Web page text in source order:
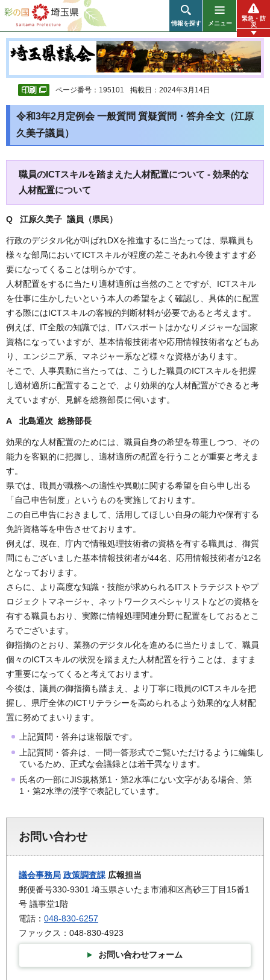
彩の国 埼玉県
情報を探す メニュー
緊急・防
災
ページ番号：195101 掲載日：2024年3月14日
令和3年2月定例会 一般質問 質疑質問・答弁全文（江原
久美子議員）
職員のICTスキルを踏まえた人材配置について - 効果的な
人材配置について
Q 江原久美子 議員（県民）
行政のデジタル化が叫ばれDXを推進するに当たっては、県職員も
様々な部局においてICTスキルが程度の差こそあれ今後ますます必
要になってくることは明らかです。
人材配置をするに当たり適材適所は当然のことですが、ICTスキル
を仕事に生かしたいという本人の希望をよく確認し、具体的に配置
する際にはICTスキルの客観的判断材料が必要であると考えます。
例えば、IT全般の知識では、ITパスポートはかなりメジャーな国家
資格になっていますが、基本情報技術者や応用情報技術者などもあ
り、エンジニア系、マネジャー系など様々な資格があります。
そこで、人事異動に当たっては、こうした職員のICTスキルを把握
し適材適所に配置することで、より効果的な人材配置ができると考
えていますが、見解を総務部長に伺います。
A 北島通次 総務部長
効果的な人材配置のためには、職員自身の希望を尊重しつつ、その
能力を客観的に把握し、適材適所の配置を行うことが重要と考えま
す。
県では、職員が職務への適性や異動に関する希望を自ら申し出る
「自己申告制度」というものを実施しております。
この自己申告におきまして、活用してほしい自身の能力や保有する
免許資格等を申告させております。
例えば、現在、庁内で情報処理技術者の資格を有する職員は、御質
問にもございました基本情報技術者が44名、応用情報技術者が12名
となっております。
さらに、より高度な知識・技能が求められるITストラテジストやプ
ロジェクトマネージャ、ネットワークスペシャリストなどの資格を
有する職員もおり、実際に情報処理関連分野に配置をしておるとこ
ろでございます。
御指摘のとおり、業務のデジタル化を進めるに当たりまして、職員
個々のICTスキルの状況を踏まえた人材配置を行うことは、ますま
す重要になってくると考えております。
今後は、議員の御指摘も踏まえ、より丁寧に職員のICTスキルを把
握し、県庁全体のICTリテラシーを高められるよう効果的な人材配
置に努めてまいります。
上記質問・答弁は速報版です。
上記質問・答弁は、一問一答形式でご覧いただけるように編集し
ているため、正式な会議録とは若干異なります。
氏名の一部にJIS規格第1・第2水準にない文字がある場合、第
1・第2水準の漢字で表記しています。
お問い合わせ
議会事務局 政策調査課 広報担当
郵便番号330-9301 埼玉県さいたま市浦和区高砂三丁目15番1
号 議事堂1階
電話： 048-830-6257
ファックス：048-830-4923
お問い合わせフォーム